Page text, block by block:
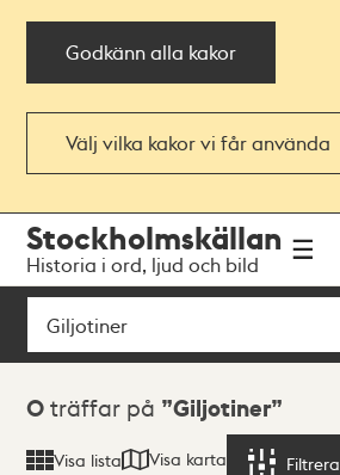
Godkänn alla kakor
Välj vilka kakor vi får använda
navigationen
huvudinnehållet
Stockholmskällan
Historia i ord, ljud och bild
Sök
Sökresultat
0 träffar på Giljotiner
Visa lista Visa karta Filtrera